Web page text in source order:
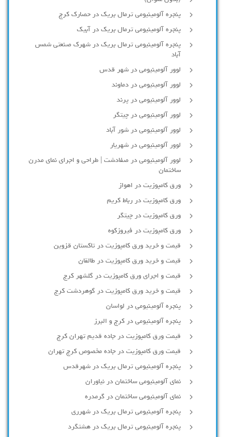
پنجره آلومینیومی ترمال بریک در حصارک کرج
پنجره آلومینیومی ترمال بریک در آبیک
پنجره آلومینیومی ترمال بریک در شهرک صنعتی شمس
آباد
لوور آلومینیومی در شهر قدس
لوور آلومینیومی در دماوند
لوور آلومینیومی در پرند
لوور آلومینیومی در چیتگر
لوور آلومینیومی در شور آباد
لوور آلومينيومي در شهريار
لوور آلومینیومی در صفادشت | طراحی و اجرای نمای مدرن
ساختمان
ورق کامپوزیت در اهواز
ورق کامپوزیت در رباط کریم
ورق کامپوزیت در چیتگر
ورق کامپوزیت در فیروزکوه
قیمت و خرید ورق کامپوزیت در تاکستان قزوین
قیمت و خرید ورق کامپوزیت در طالقان
قیمت و اجرای ورق کامپوزیت در گلشهر کرج
قیمت و خرید ورق کامپوزیت در گوهردشت کرج
پنجره آلومینیومی در لواسان
پنجره آلومینیومی در کرج و البرز
قیمت ورق کامپوزیت در جاده قدیم تهران کرج
قیمت ورق کامپوزیت در جاده مخصوص کرج تهران
پنجره آلومینیومی ترمال بریک در شهرقدس
نمای آلومینیومی ساختمان در نیاوران
نمای آلومینیومی ساختمان در گرمدره
پنجره آلومینیومی ترمال بریک در شهرری
پنجره آلومینیومی ترمال بریک در هشتگرد